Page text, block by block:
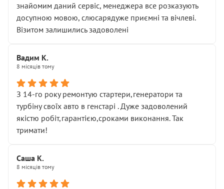
знайомим даний сервіс, менеджера все розказують
досупною мовою, слюсарядуже приємні та вічлеві.
Візитом залишились задоволені
Вадим К.
8 місяців тому
З 14-го року ремонтую стартери,генератори та
турбіну своїх авто в генстарі . Дуже задоволений
якістю робіт,гарантією,сроками виконання. Так
тримати!
Саша К.
8 місяців тому